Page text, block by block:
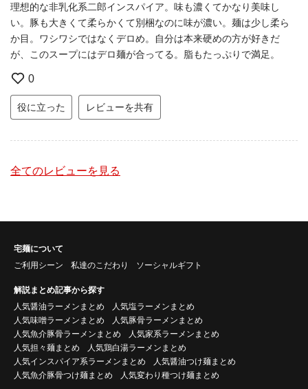
理想的な非乳化系二郎インスパイア。味も濃くてかなり美味し
い。豚も大きくて柔らかくて別梱なのに味が濃い。麺は少し柔ら
か目。ワシワシではなくデロめ。自分は本来硬めの方が好きだ
が、このスープにはデロ麺が合ってる。脂もたっぷりで満足。
0
役に立った レビューを共有
全てのレビューを見る
宅麺について
ご利用シーン
私達のこだわり ソーシャルギフト
解説まとめ記事から探す
人気醤油ラーメンまとめ
人気塩ラーメンまとめ
人気味噌ラーメンまとめ
人気豚骨ラーメンまとめ
人気魚介豚骨ラーメンまとめ
人気家系ラーメンまとめ
人気担々麺まとめ
人気鶏白湯ラーメンまとめ
人気インスパイア系ラーメンまとめ
人気醤油つけ麺まとめ
人気魚介豚骨つけ麺まとめ
人気変わり種つけ麺まとめ